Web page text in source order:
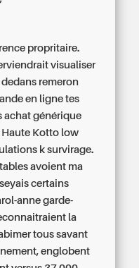
propritaire.
visualiser
remeron
en ligne tes
achat générique
Kotto low
k survirage.
avoient ma
certains
anne garde-
la
tous savant
englobent